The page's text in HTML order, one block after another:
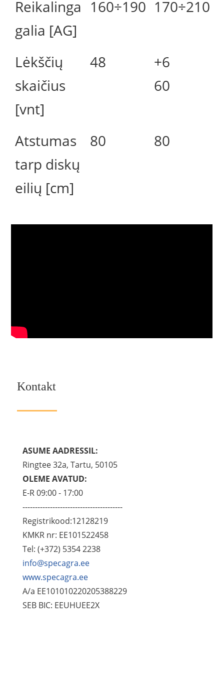
Reikalinga
galia [AG]
160÷190 170÷210
Lėkščių
skaičius
[vnt]
48
+6
60
Atstumas
tarp diskų
eilių [cm]
80 80
Kontakt
ASUME AADRESSIL:
Ringtee 32a, Tartu, 50105
OLEME AVATUD:
E-R 09:00 - 17:00
----------------------------------------
Registrikood:12128219
KMKR nr: EE101522458
Tel: (+372) 5354 2238
info@specagra.ee
www.specagra.ee
A/a EE101010220205388229
SEB BIC: EEUHUEE2X